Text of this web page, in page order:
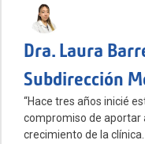
Dra. Laura
Subdirección
“Hace tres años inicié
compromiso de aportar
crecimiento de la